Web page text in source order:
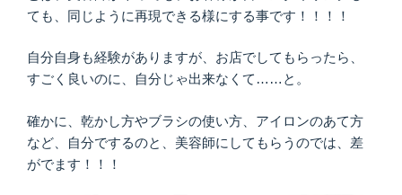
ても、同じように再現できる様にする事です！！！！
自分自身も経験がありますが、お店でしてもらったら、
すごく良いのに、自分じゃ出来なくて……と。
確かに、乾かし方やブラシの使い方、アイロンのあて方
など、自分でするのと、美容師にしてもらうのでは、差
がでます！！！